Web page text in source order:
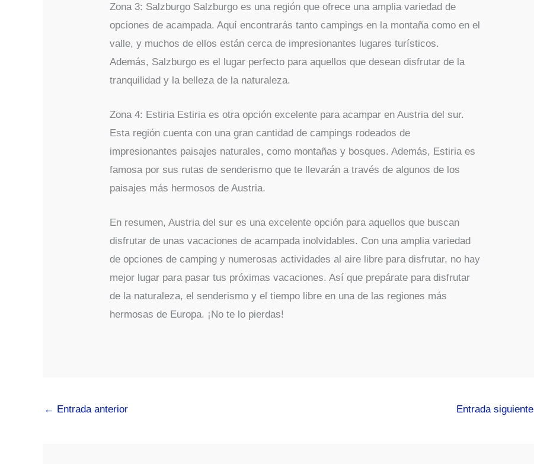
Zona 3: Salzburgo Salzburgo es una región que ofrece una amplia variedad de
opciones de acampada. Aquí encontrarás tanto campings en la montaña como en el
valle, y muchos de ellos están cerca de impresionantes lugares turísticos.
Además, Salzburgo es el lugar perfecto para aquellos que desean disfrutar de la
tranquilidad y la belleza de la naturaleza.
Zona 4: Estiria Estiria es otra opción excelente para acampar en Austria del sur.
Esta región cuenta con una gran cantidad de campings rodeados de
impresionantes paisajes naturales, como montañas y bosques. Además, Estiria es
famosa por sus rutas de senderismo que te llevarán a través de algunos de los
paisajes más hermosos de Austria.
En resumen, Austria del sur es una excelente opción para aquellos que buscan
disfrutar de unas vacaciones de acampada inolvidables. Con una amplia variedad
de opciones de camping y numerosas actividades al aire libre para disfrutar, no hay
mejor lugar para pasar tus próximas vacaciones. Así que prepárate para disfrutar
de la naturaleza, el senderismo y el tiempo libre en una de las regiones más
hermosas de Europa. ¡No te lo pierdas!
← Entrada anterior Entrada siguiente